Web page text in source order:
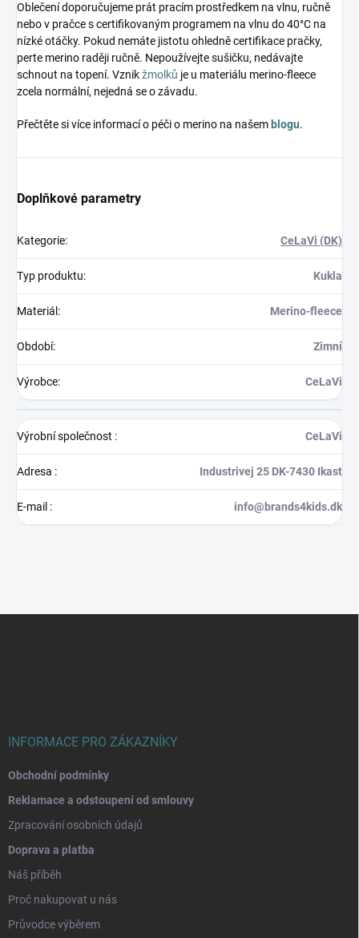
Oblečení doporučujeme prát pracím prostředkem na vlnu, ručně
nebo v pračce s certifikovaným programem na vlnu do 40°C na
nízké otáčky. Pokud nemáte jistotu ohledně certifikace pračky,
perte merino raději ručně. Nepoužívejte sušičku, nedávajte
schnout na topení. Vznikžmolků je u materiálu merino-fleece
zcela normální, nejedná se o závadu.
Přečtěte si více informací o péči o merino na našem blogu.
Doplňkové parametry
Kategorie: CeLaVi (DK)
Typ produktu: Kukla
Materiál : Merino-fleece
Období: Zimní
Výrobce: CeLaVi
Výrobní společnost : CeLaVi
Adresa : Industrivej 25 DK-7430 Ikast
E-mail : info@brands4kids.dk
INFORMACE PRO ZÁKAZNÍKY
Obchodní podmínky
Reklamace a odstoupení od smlouvy
Zpracování osobních údajů
Doprava a platba
Náš příběh
Proč nakupovat u nás
Průvodce výběrem